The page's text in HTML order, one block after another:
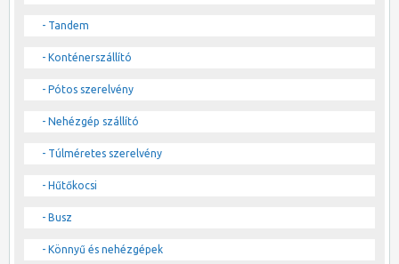
- Tandem
- Konténerszállító
- Pótos szerelvény
- Nehézgép szállító
- Túlméretes szerelvény
- Hűtőkocsi
- Busz
- Könnyű és nehézgépek